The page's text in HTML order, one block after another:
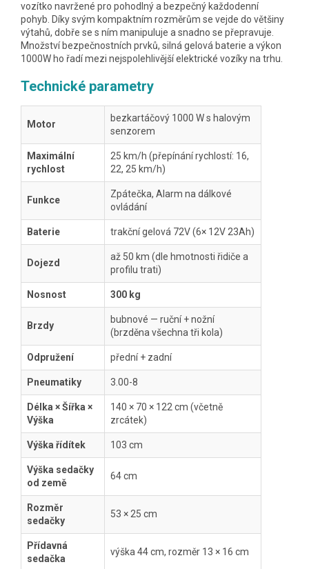
vozítko navržené pro pohodlný a bezpečný každodenní
pohyb. Díky svým kompaktním rozměrům se vejde do většiny
výtahů, dobře se s ním manipuluje a snadno se přepravuje.
Množství bezpečnostních prvků, silná gelová baterie a výkon
1000W ho řadí mezi nejspolehlivější elektrické vozíky na trhu.
Technické parametry
Motor
bezkartáčový 1000 W s halovým
senzorem
Maximální
rychlost
25 km/h (přepínání rychlostí: 16,
22, 25 km/h)
Funkce
Zpátečka, Alarm na dálkové
ovládání
Baterie trakční gelová 72V (6× 12V 23Ah)
Dojezd
až 50 km (dle hmotnosti řidiče a
profilu trati)
Nosnost 300 kg
Brzdy
bubnové — ruční + nožní
(brzděna všechna tři kola)
Odpružení přední + zadní
Pneumatiky 3.00-8
Délka × Šířka ×
Výška
140 × 70 × 122 cm (včetně
zrcátek)
Výška řídítek 103 cm
Výška sedačky
od země
64 cm
Rozměr
sedačky
53 × 25 cm
Přídavná
sedačka
výška 44 cm, rozměr 13 × 16 cm